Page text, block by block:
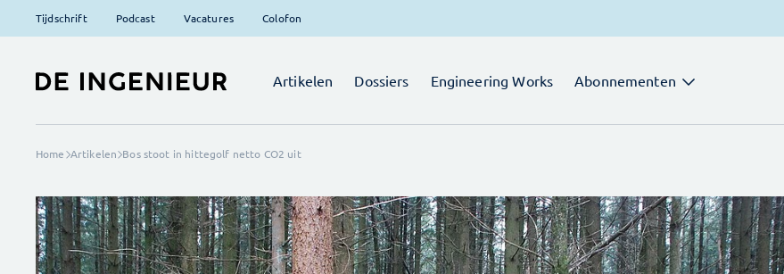
Tijdschrift Podcast Vacatures Colofon
Artikelen Dossiers Engineering Works Abonnementen
Home Artikelen Bos stoot in hittegolf netto CO2 uit